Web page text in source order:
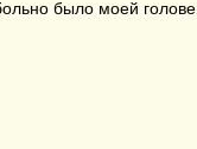
было моей голове.